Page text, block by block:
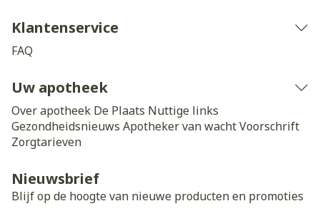
Klantenservice
FAQ
Uw apotheek
Over apotheek De Plaats Nuttige links
Gezondheidsnieuws Apotheker van wachtVoorschrift
Zorgtarieven
Nieuwsbrief
Blijf op de hoogte van nieuwe producten en promoties